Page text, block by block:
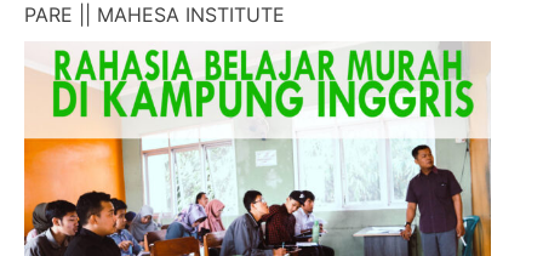
PARE || MAHESA INSTITUTE